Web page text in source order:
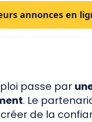
annonces en
passe par
. Le
de la